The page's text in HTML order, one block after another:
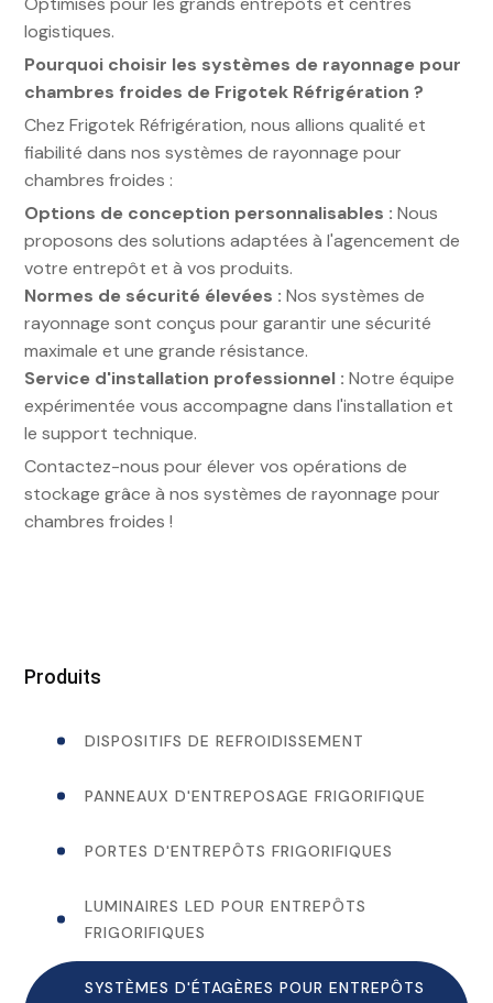
Produits
DISPOSITIFS DE REFROIDISSEMENT
PANNEAUX D'ENTREPOSAGE FRIGORIFIQUE
PORTES D'ENTREPÔTS FRIGORIFIQUES
LUMINAIRES LED POUR ENTREPÔTS
FRIGORIFIQUES
SYSTÈMES D'ÉTAGÈRES POUR ENTREPÔTS
logistiques.
Pourquoi choisir les systèmes de rayonnage pour
chambres froides de Frigotek Réfrigération ?
Chez Frigotek Réfrigération, nous allions qualité et
fiabilité dans nos systèmes de rayonnage pour
chambres froides :
Options de conception personnalisables : Nous
proposons des solutions adaptées à l'agencement de
votre entrepôt et à vos produits.
Normes de sécurité élevées : Nos systèmes de
rayonnage sont conçus pour garantir une sécurité
maximale et une grande résistance.
Service d'installation professionnel : Notre équipe
expérimentée vous accompagne dans l'installation et
le support technique.
Contactez-nous pour élever vos opérations de
stockage grâce à nos systèmes de rayonnage pour
chambres froides !